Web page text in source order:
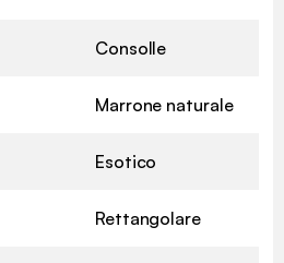
Consolle
Marrone naturale
Esotico
Rettangolare